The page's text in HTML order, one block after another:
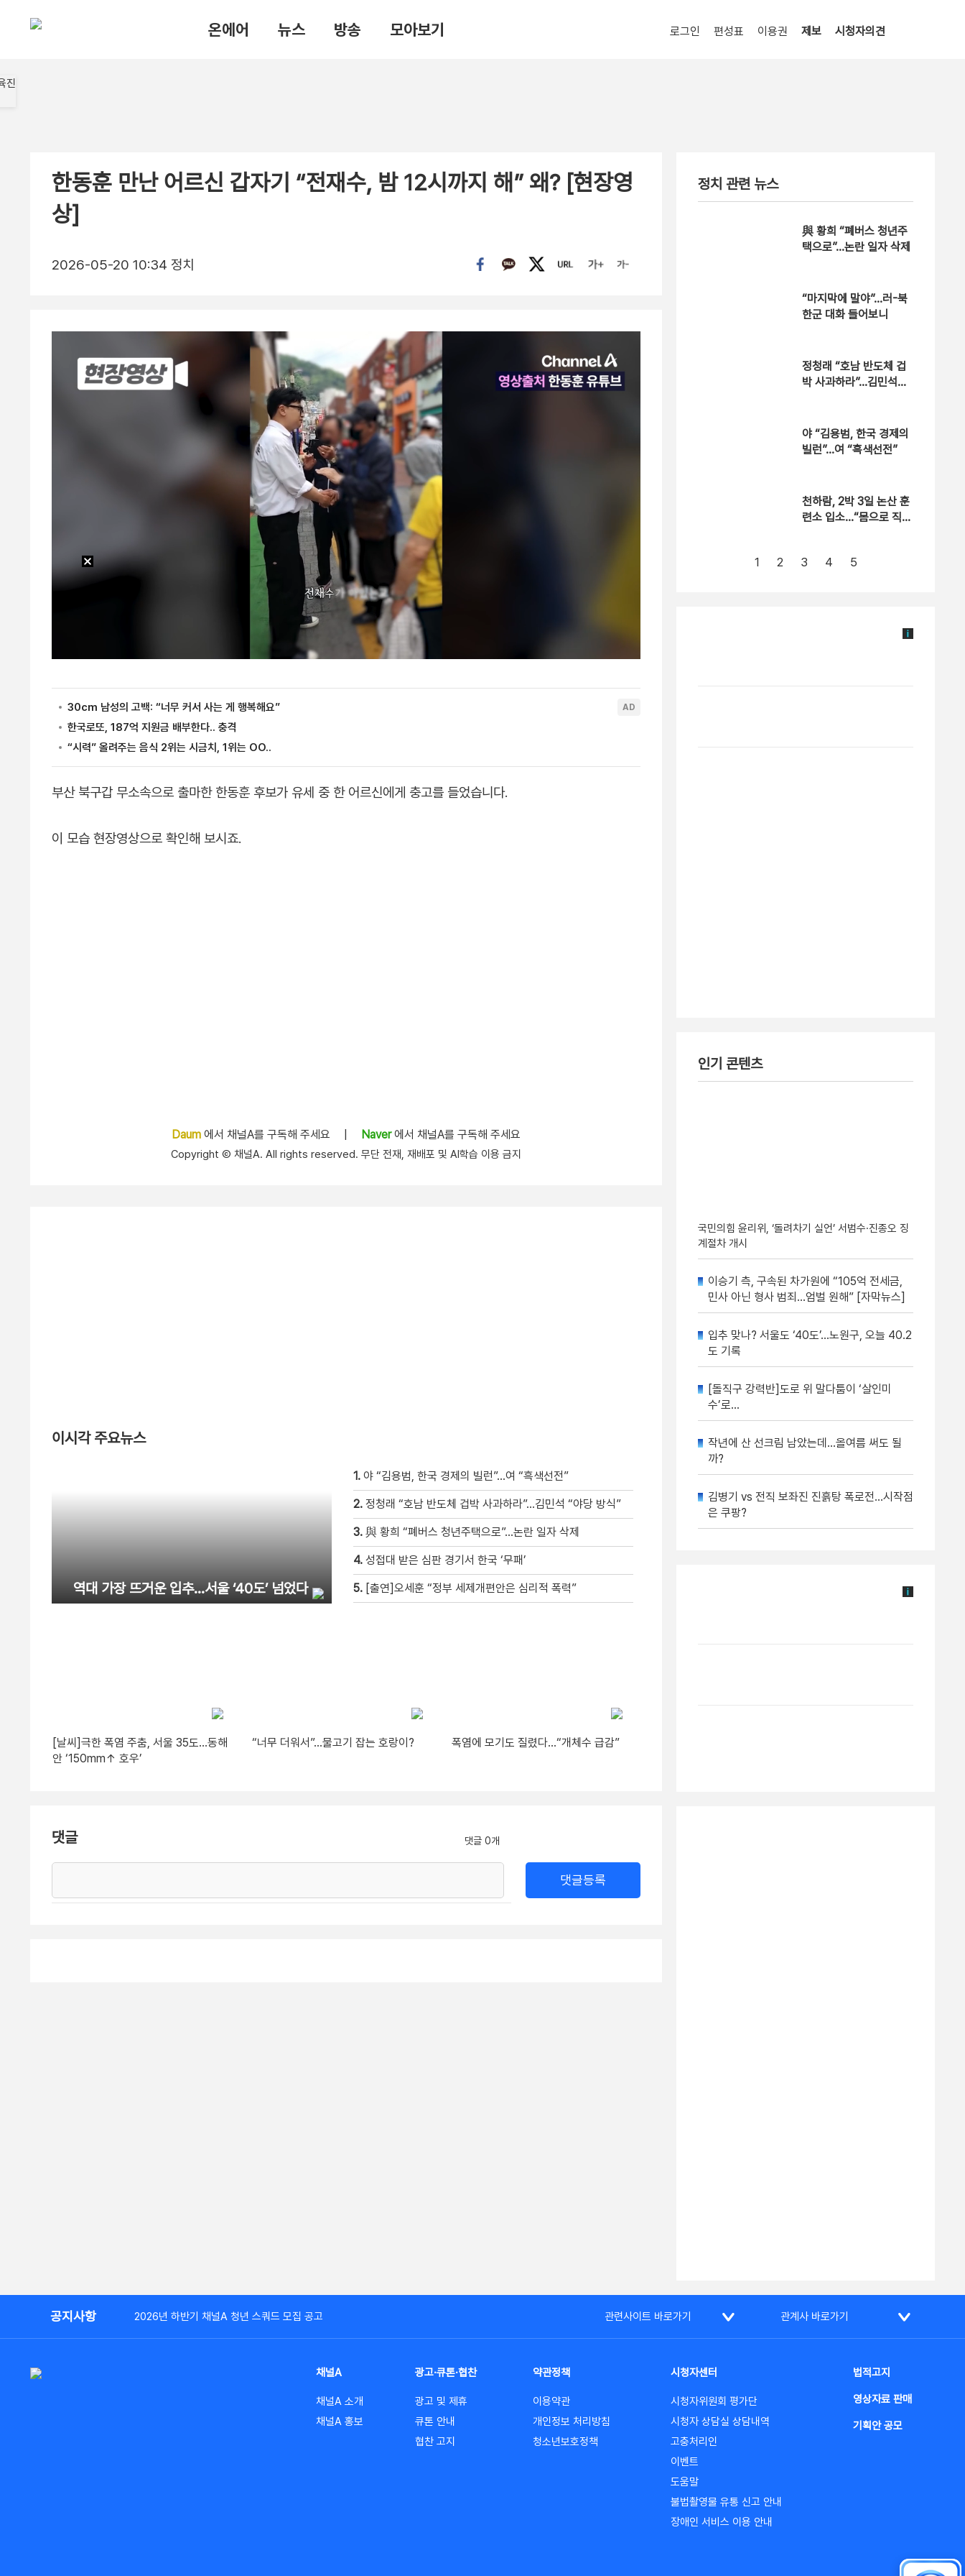
온에어 뉴스 방송 모아보기 로그인 편성표 이용권 제보 시청자의견
한동훈 만난 어르신 갑자기 “전재수, 밤 12시까지 해” 왜? [현장영
상]
2026-05-20 10:34 정치
부산 북구갑 무소속으로 출마한 한동훈 후보가 유세 중 한 어르신에게 충고를 들었습니다.
이 모습 현장영상으로 확인해 보시죠.
Daum 에서 채널A를 구독해 주세요 Naver에서 채널A를 구독해 주세요
Copyright Ⓒ 채널A. All rights reserved. 무단 전재, 재배포 및 AI학습 이용 금지
이시각 주요뉴스
역대 가장 뜨거운 입추…서울 ‘40도’ 넘었다
1. 야 “김용범, 한국 경제의 빌런”…여 “흑색선전”
2. 정청래 “호남 반도체 겁박 사과하라”…김민석 “야당 방식”
3. 與 황희 “폐버스 청년주택으로”…논란 일자 삭제
4. 성접대 받은 심판 경기서 한국 ‘무패’
5. [출연]오세훈 “정부 세제개편안은 심리적 폭력”
[날씨]극한 폭염 주춤, 서울 35도…동해
안 ‘150mm↑ 호우’
“너무 더워서”…물고기 잡는 호랑이? 폭염에 모기도 질렸다…“개체수 급감”
댓글 댓글 0개
댓글등록
정치 관련 뉴스
與 황희 “폐버스 청년주
택으로”…논란 일자 삭제
“마지막에 말야”…러-북
한군 대화 들어보니
정청래 “호남 반도체 겁
박 사과하라”…김민석
야 “김용범, 한국 경제의
빌런”…여 “흑색선전”
천하람, 2박 3일 논산 훈
련소 입소…“몸으로 직접
1 2 3 4 5
인기 콘텐츠
국민의힘 윤리위, ‘돌려차기 실언’ 서범수·진종오 징
계절차 개시
이승기 측, 구속된 차가원에 “105억 전세금,
민사 아닌 형사 범죄…엄벌 원해” [자막뉴스]
입추 맞나? 서울도 ‘40도’…노원구, 오늘 40.2
도 기록
[돌직구 강력반]도로 위 말다툼이 ‘살인미
수’로…
작년에 산 선크림 남았는데…올여름 써도 될
까?
김병기 vs 전직 보좌진 진흙탕 폭로전…시작점
은 쿠팡?
공지사항 2026년 하반기 채널A 청년 스쿼드 모집 공고 관련사이트 바로가기 관계사 바로가기
채널A
채널A 소개
채널A 홍보
광고·큐톤·협찬
광고 및 제휴
큐톤 안내
협찬 고지
약관정책
이용약관
개인정보 처리방침
청소년보호정책
시청자센터
시청자위원회 평가단
시청자 상담실 상담내역
고충처리인
이벤트
도움말
불법촬영물 유통 신고 안내
장애인 서비스 이용 안내
법적고지
영상자료 판매
기획안 공모